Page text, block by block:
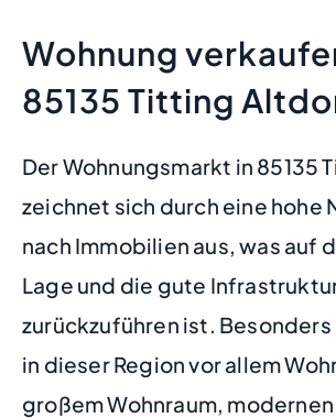
Wohnung
85135 Titting
Der Wohnungsmarkt in 85135
zeichnet sich durch eine hohe
nach Immobilien aus, was auf
Lage und die gute
zurückzuführen ist.
in dieser Region vor allem
großem Wohnraum, modernen